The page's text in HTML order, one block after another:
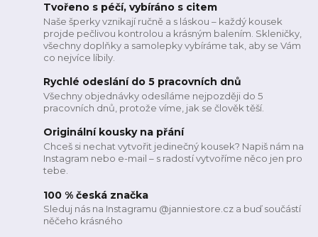
Tvořeno s péčí, vybíráno s citem
Naše šperky vznikají ručně a s láskou – každý kousek
projde pečlivou kontrolou a krásným balením. Skleničky,
všechny doplňky a samolepky vybíráme tak, aby se Vám
co nejvíce líbily.
Rychlé odeslání do 5 pracovních dnů
Všechny objednávky odesíláme nejpozději do 5
pracovních dnů, protože víme, jak se člověk těší.
Originální kousky na přání
Chceš si nechat vytvořit jedinečný kousek? Napiš nám na
Instagram nebo e-mail – s radostí vytvoříme něco jen pro
tebe.
100 % česká značka
Sleduj nás na Instagramu @janniestore.cz a buď součástí
něčeho krásného